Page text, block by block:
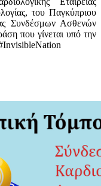
του Παγκύπριου
Συνδέσμων Ασθενών
που γίνεται υπό την
#InvisibleNation